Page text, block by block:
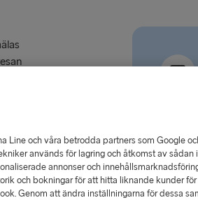
Kan
Kan
Line och våra betrodda partners som Google
används för lagring och åtkomst av sådan
annonser och
och bokningar för att hitta liknande kunder för
Genom att ändra inställningarna för dessa